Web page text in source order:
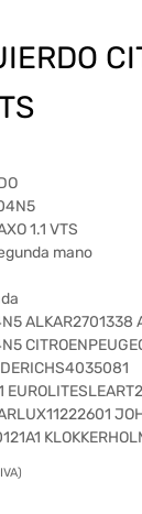
1.1 VTS
mano
ALKAR2701338